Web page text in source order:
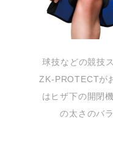
球技などの競技
ZK-PROTECTが
はヒザ下の開閉
の太さのバ